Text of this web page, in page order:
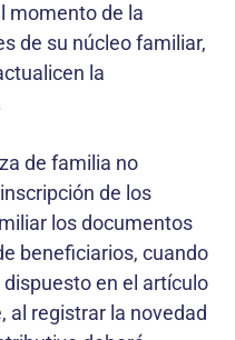
momento de la
de su núcleo familiar,
la
de familia no
de los
los documentos
beneficiarios, cuando
en el artículo
al registrar la novedad